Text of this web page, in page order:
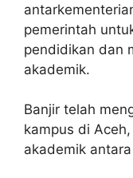
pemerintah
pendidikan dan
akademik.
Banjir telah
kampus di
akademik